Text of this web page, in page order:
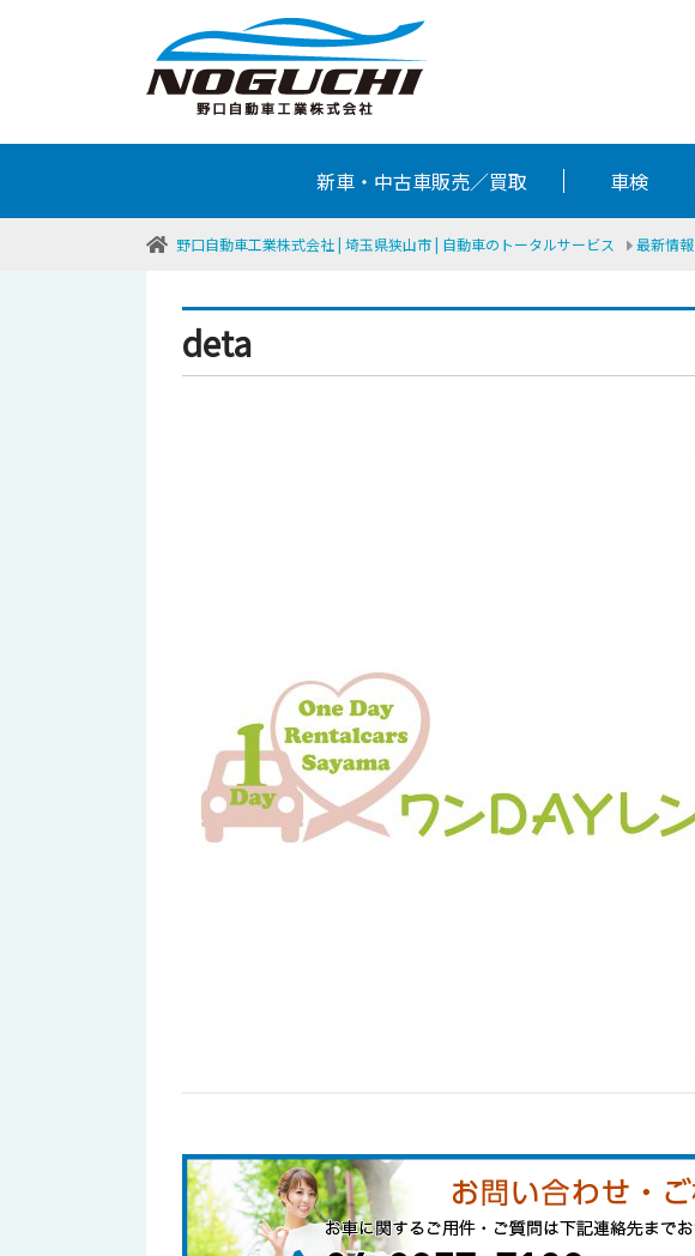
新車・中古車販売／買取 車検
野口自動車工業株式会社 | 埼玉県狭山市 | 自動車のトータルサービス 最新情報
deta